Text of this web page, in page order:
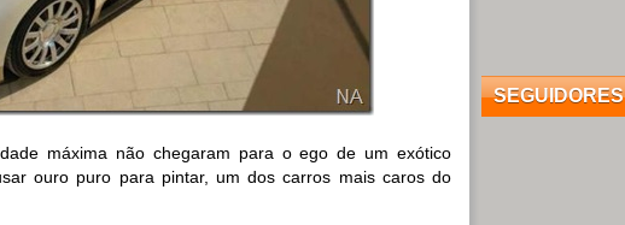
máxima não chegaram para o ego de um exótico
ouro puro para pintar, um dos carros mais caros do
SEGUIDORES